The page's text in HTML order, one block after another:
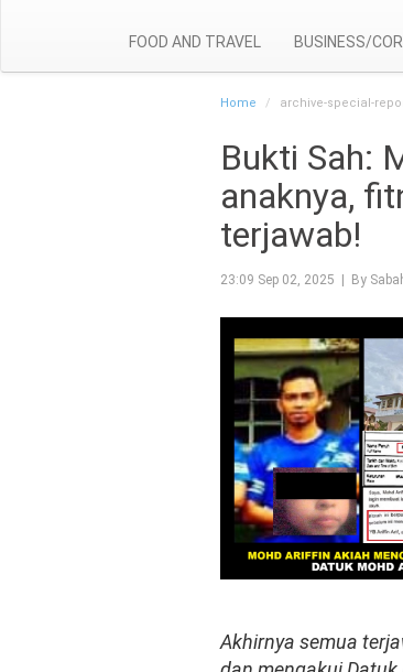
FOOD AND TRAVEL BUSINESS/
Home archive-special-
Bukti Sah:
anaknya,
terjawab!
23:09 Sep 02, 2025 | By
Akhirnya semua